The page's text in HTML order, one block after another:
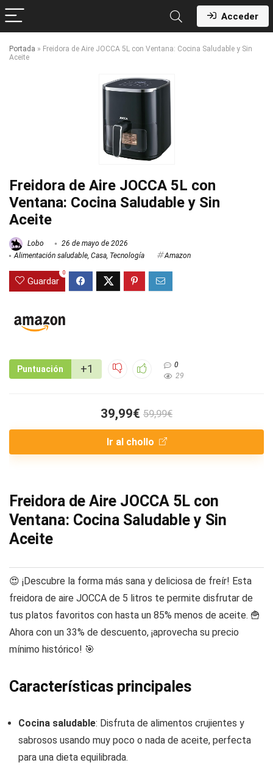
Acceder
Portada » Freidora de Aire JOCCA 5L con Ventana: Cocina Saludable y Sin
Aceite
Freidora de Aire JOCCA 5L con
Ventana: Cocina Saludable y Sin
Aceite
Lobo
26 de mayo de 2026
Alimentación saludable, Casa, Tecnología Amazon
Guardar
0
Puntuación +1
0
29
39,99€ 59,99€
Ir al chollo
Freidora de Aire JOCCA 5L con
Ventana: Cocina Saludable y Sin
Aceite
😍 ¡Descubre la forma más sana y deliciosa de freír! Esta
freidora de aire JOCCA de 5 litros te permite disfrutar de
tus platos favoritos con hasta un 85% menos de aceite. 🍟
Ahora con un 33% de descuento, ¡aprovecha su precio
mínimo histórico! 🎯
Características principales
Cocina saludable: Disfruta de alimentos crujientes y
sabrosos usando muy poco o nada de aceite, perfecta
para una dieta equilibrada.